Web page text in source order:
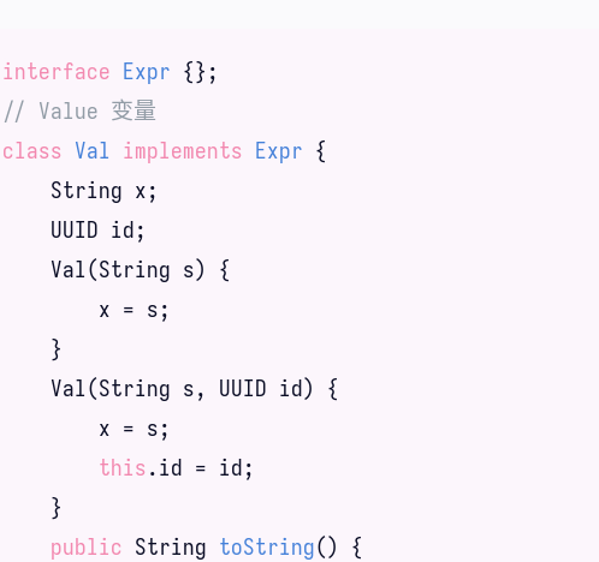
interface Expr
// Value 变量
class Val implements Expr {
    String x;
    UUID id;
    Val(String s) {
        x = s;
    }
    Val(String s, UUID id) {
        x = s;
this.id = id;
    }
public String toString()
{